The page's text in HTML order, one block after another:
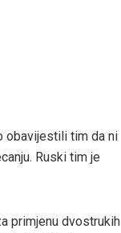
obavijestili tim da ni
Ruski tim je
primjenu dvostrukih